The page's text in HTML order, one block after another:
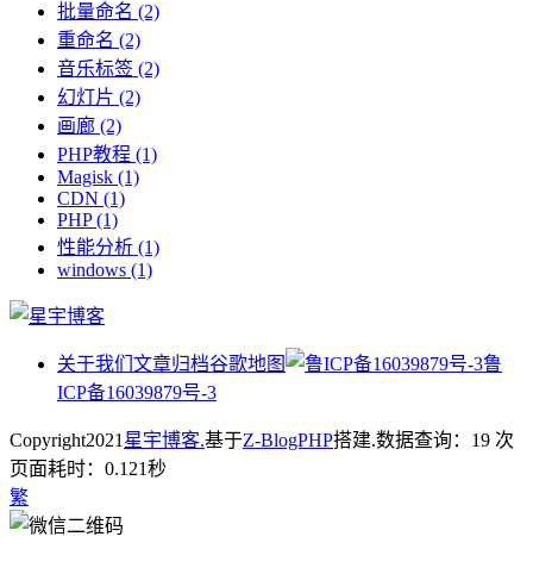
批量命名 (2)
重命名 (2)
音乐标签 (2)
幻灯片 (2)
画廊 (2)
PHP教程 (1)
Magisk (1)
CDN (1)
PHP(1)
性能分析 (1)
windows (1)
关于我们 文章归档谷歌地图
鲁
ICP备16039879号-3
Copyright2021 星宇博客.基于Z-BlogPHP搭建.数据查询：19 次
页面耗时：0.121秒
繁